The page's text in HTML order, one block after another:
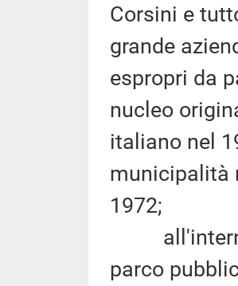
Corsini e
grande
espropri da
nucleo
italiano nel
municipalità
1972;
all'interno
parco